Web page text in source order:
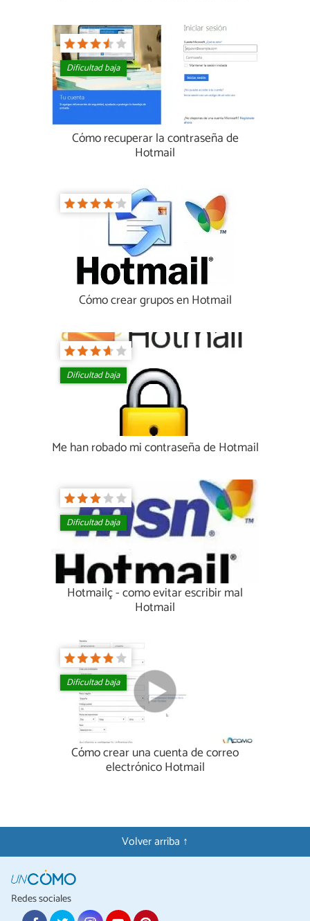
Dificultad baja
Cómo recuperar la contraseña de
Hotmail
Cómo crear grupos en Hotmail
Dificultad baja
Me han robado mi contraseña de Hotmail
Dificultad baja
Hotmailç - como evitar escribir mal
Hotmail
Dificultad baja
Cómo crear una cuenta de correo
electrónico Hotmail
Volver arriba ↑
Redes sociales